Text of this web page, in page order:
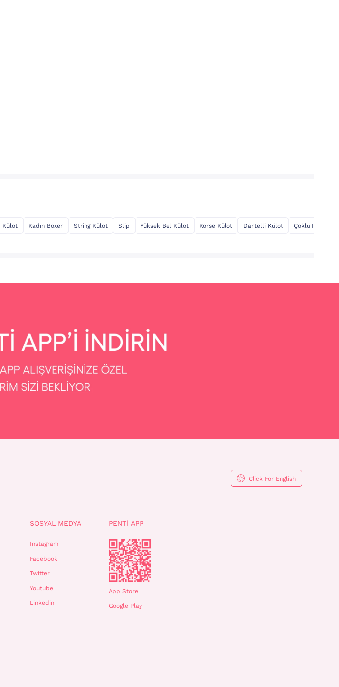
Külot Kadın Boxer String Külot Slip Yüksek Bel Külot Korse Külot Dantelli Külot Çoklu Paket
Click For English
SOSYAL MEDYA
Instagram
Facebook
Twitter
Youtube
Linkedin
PENTI APP
App Store
Google Play